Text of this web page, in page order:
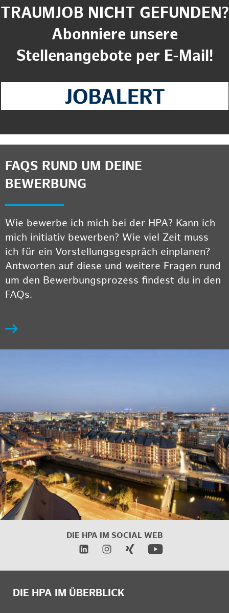
TRAUMJOB NICHT GEFUNDEN?
Abonniere unsere
Stellenangebote per E-Mail!
FAQS RUND UM DEINE
BEWERBUNG
Wie bewerbe ich mich bei der HPA? Kann ich
mich initiativ bewerben? Wie viel Zeit muss
ich für ein Vorstellungsgespräch einplanen?
Antworten auf diese und weitere Fragen rund
um den Bewerbungsprozess findest du in den
FAQs.
DIE HPA IM SOCIAL WEB
DIE HPA IM ÜBERBLICK